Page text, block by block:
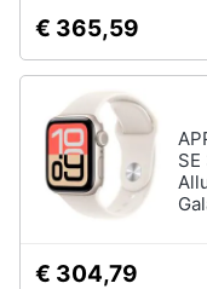
€ 365,59
€ 304,79